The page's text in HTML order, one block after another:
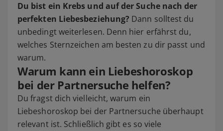
Du bist ein Krebs und auf der Suche nach der
perfekten Liebesbeziehung? Dann solltest du
unbedingt weiterlesen. Denn hier erfährst du,
welches Sternzeichen am besten zu dir passt und
warum.
Warum kann ein Liebeshoroskop
bei der Partnersuche helfen?
Du fragst dich vielleicht, warum ein
Liebeshoroskop bei der Partnersuche überhaupt
relevant ist. Schließlich gibt es so viele